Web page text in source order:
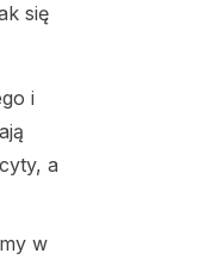
się
i
a
w